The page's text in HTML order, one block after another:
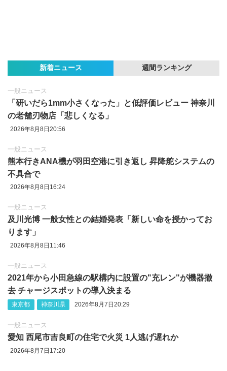
新着ニュース 週間ランキング
一般ニュース
「研いだら1mm小さくなった」と低評価レビュー 神奈川
の老舗刃物店「悲しくなる」
2026年8月8日20:56
一般ニュース
熊本行きANA機が羽田空港に引き返し 昇降舵システムの
不具合で
2026年8月8日16:24
一般ニュース
及川光博 一般女性との結婚発表「新しい命を授かってお
ります」
2026年8月8日11:46
一般ニュース
2021年から小田急線の駅構内に設置の"充レン"が機器撤
去 チャージスポットの導入決まる
東京都 神奈川県 2026年8月7日20:29
一般ニュース
愛知 西尾市吉良町の住宅で火災 1人逃げ遅れか
2026年8月7日17:20